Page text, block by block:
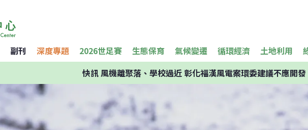
副刊 深度專題 2026世足賽 生態保育 氣候變遷 循環經濟 土地利用
快訊風機離聚落、學校過近 彰化福漢風電案環委建議不應開發